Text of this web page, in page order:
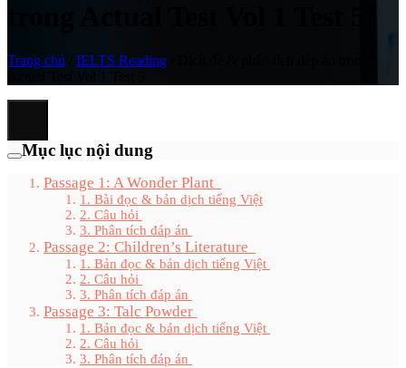
Trang chủ IELTS Reading
Mục lục nội dung
Passage 1: A Wonder Plant
1. Bài đọc & bản dịch tiếng Việt
2. Câu hỏi
3. Phân tích đáp án
Passage 2: Children’s Literature
1. Bản đọc & bản dịch tiếng Việt
2. Câu hỏi
3. Phân tích đáp án
Passage 3: Talc Powder
1. Bản đọc & bản dịch tiếng Việt
2. Câu hỏi
3. Phân tích đáp án